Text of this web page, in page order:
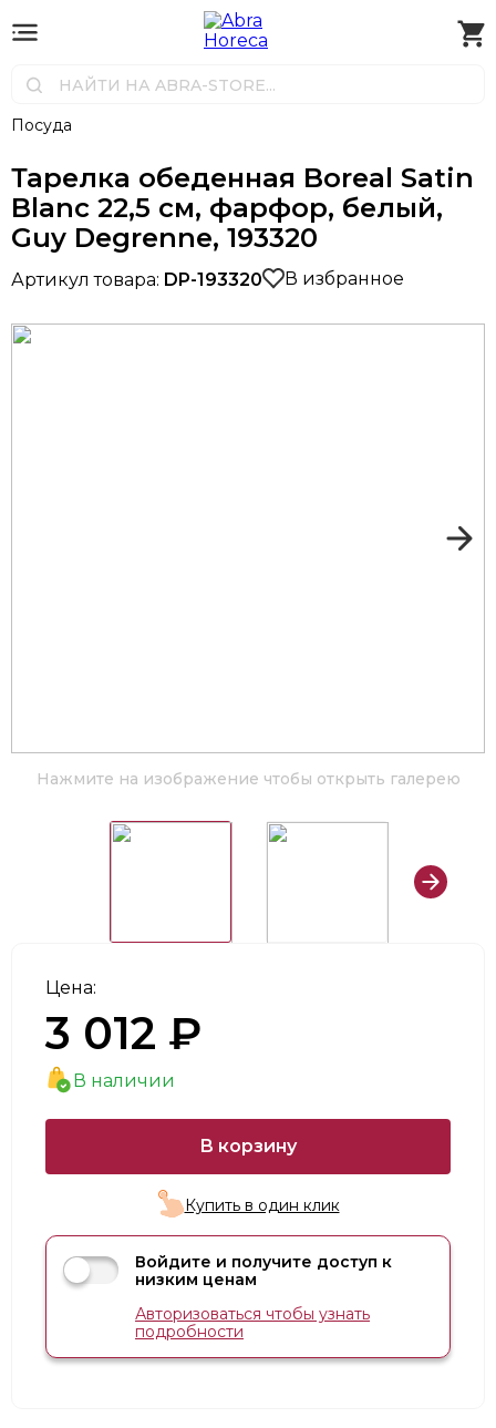
Посуда
Тарелка обеденная Boreal Satin
Blanc 22,5 см, фарфор, белый,
Guy Degrenne, 193320
Артикул товара: DP-193320 В избранное
Нажмите на изображение чтобы открыть галерею
Цена:
3 012 ₽
В наличии
В корзину
Купить в один клик
Войдите и получите доступ к
низким ценам
Авторизоваться чтобы узнать
подробности